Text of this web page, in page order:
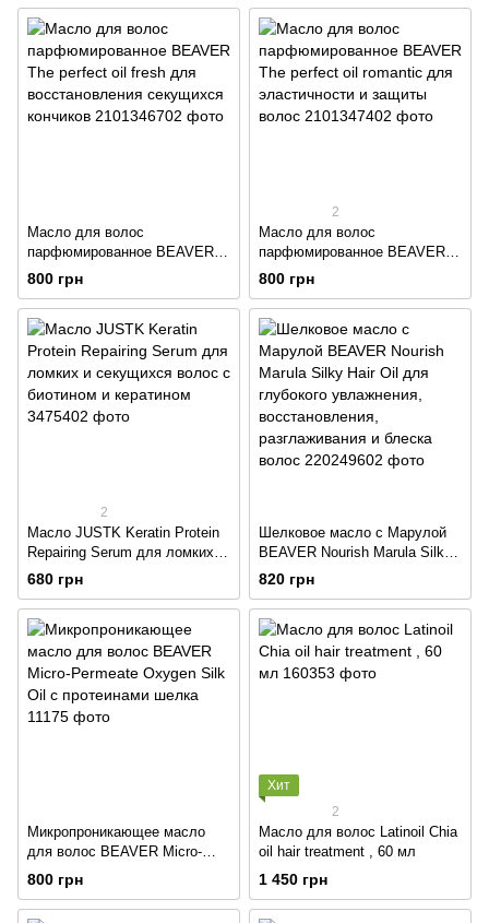
блеска с частицами золота
Масло для волос
парфюмированное BEAVER
The perfect oil fresh для
восстановления секущихся
кончиков
800 грн
2
Масло для волос
парфюмированное BEAVER
The perfect oil romantic для
эластичности и защиты волос
800 грн
2
Масло JUSTK Keratin Protein
Repairing Serum для ломких и
секущихся волос с биотином
и кератином
680 грн
Шелковое масло с Марулой
BEAVER Nourish Marula Silky
Hair Oil для глубокого
увлажнения, восстановления,
разглаживания и блеска
волос
820 грн
Микропроникающее масло
для волос BEAVER Micro-
Permeate Oxygen Silk Oil с
протеинами шелка
800 грн
Хит
2
Масло для волос Latinoil Chia
oil hair treatment , 60 мл
1 450 грн